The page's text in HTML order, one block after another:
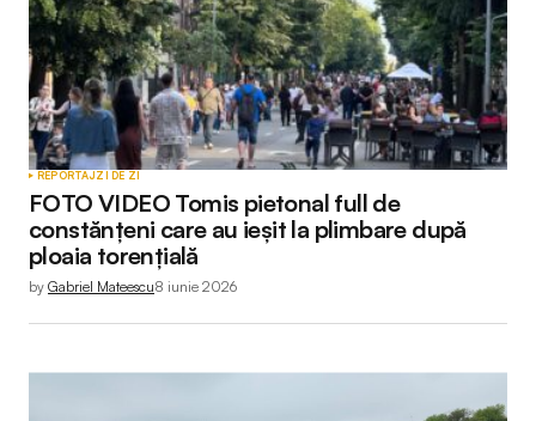
REPORTAJZI DE ZI
FOTO VIDEO Tomis pietonal full de
constănțeni care au ieșit la plimbare după
ploaia torențială
by Gabriel Mateescu8 iunie 2026